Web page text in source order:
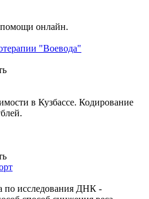
помощи онлайн.
"Воевода"
в Кузбассе. Кодирование
по исследования ДНК -